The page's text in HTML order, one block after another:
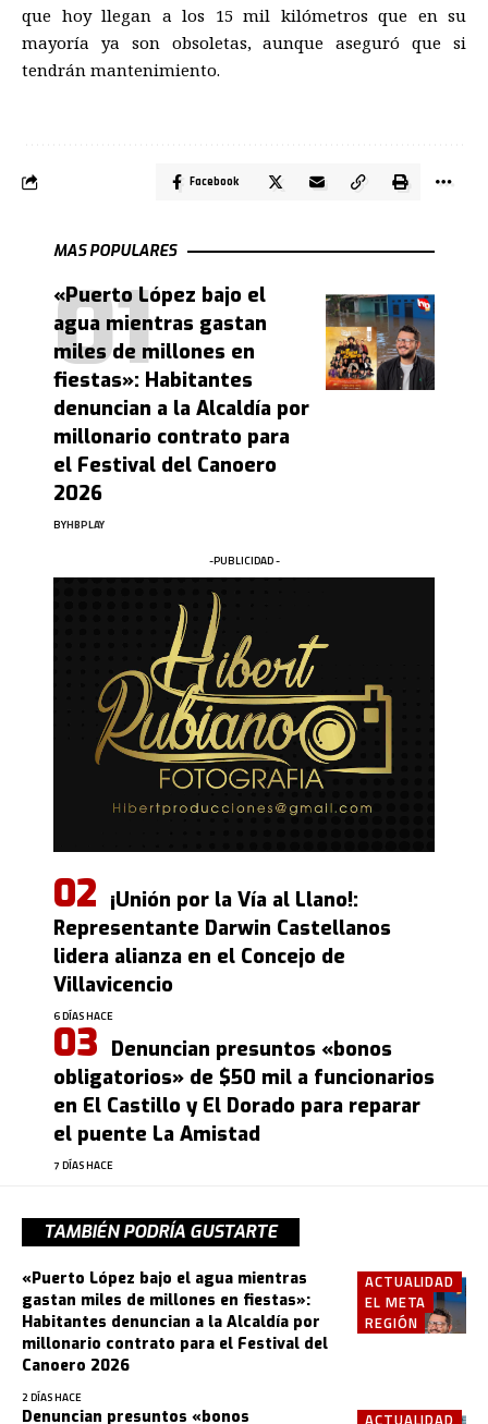
que hoy llegan a los 15 mil kilómetros que en su
mayoría ya son obsoletas, aunque aseguró que si
tendrán mantenimiento.
Facebook
MAS POPULARES
«Puerto López bajo el
agua mientras gastan
miles de millones en
fiestas»: Habitantes
denuncian a la Alcaldía por
millonario contrato para
el Festival del Canoero
2026
BYHBPLAY
-PUBLICIDAD -
¡Unión por la Vía al Llano!:
Representante Darwin Castellanos
lidera alianza en el Concejo de
Villavicencio
6 DÍAS HACE
Denuncian presuntos «bonos
obligatorios» de $50 mil a funcionarios
en El Castillo y El Dorado para reparar
el puente La Amistad
7 DÍAS HACE
TAMBIÉN PODRÍA GUSTARTE
ACTUALIDAD
EL META
REGIÓN
«Puerto López bajo el agua mientras
gastan miles de millones en fiestas»:
Habitantes denuncian a la Alcaldía por
millonario contrato para el Festival del
Canoero 2026
2 DÍAS HACE
ACTUALIDAD
Denuncian presuntos «bonos